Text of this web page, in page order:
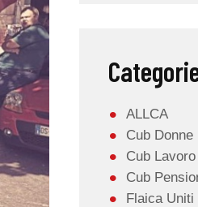
ALLCA
Cub Donne
Cub
Cub
Flaica Uniti